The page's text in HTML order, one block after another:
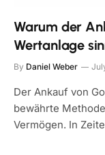
Warum der
Wertanlage
By Daniel Weber
Der Ankauf von
bewährte
Vermögen. In